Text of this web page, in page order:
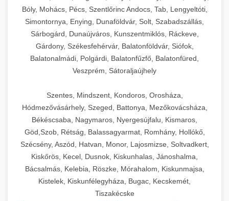
Bóly, Mohács, Pécs, Szentlőrinc Andocs, Tab, Lengyeltóti,
Simontornya, Enying, Dunaföldvár, Solt, Szabadszállás,
Sárbogárd, Dunaújváros, Kunszentmiklós, Ráckeve,
Gárdony, Székesfehérvár, Balatonföldvár, Siófok,
Balatonalmádi, Polgárdi, Balatonfűzfő, Balatonfüred,
Veszprém, Sátoraljaújhely
Szentes, Mindszent, Kondoros, Orosháza,
Hódmezővásárhely, Szeged, Battonya, Mezőkovácsháza,
Békéscsaba, Nagymaros, Nyergesújfalu, Kismaros,
Göd,Szob, Rétság, Balassagyarmat, Romhány, Hollókő,
Szécsény, Aszód, Hatvan, Monor, Lajosmizse, Soltvadkert,
Kiskőrös, Kecel, Dusnok, Kiskunhalas, Jánoshalma,
Bácsalmás, Kelebia, Röszke, Mórahalom, Kiskunmajsa,
Kistelek, Kiskunfélegyháza, Bugac, Kecskemét,
Tiszakécske